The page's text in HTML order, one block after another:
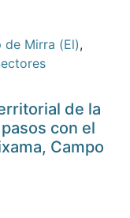
de Mirra (El),
de la
con el
Campo